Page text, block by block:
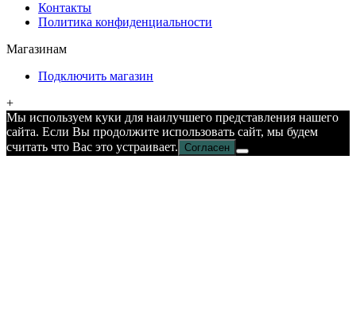
Контакты
Политика конфиденциальности
Магазинам
Подключить магазин
+
Мы используем куки для наилучшего представления нашего
сайта. Если Вы продолжите использовать сайт, мы будем
считать что Вас это устраивает. Согласен